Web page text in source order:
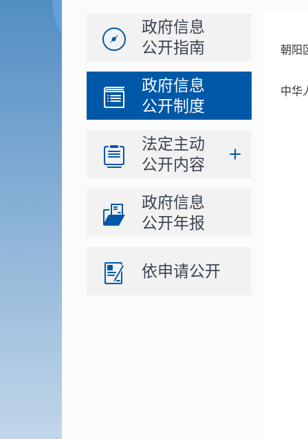
政府信息
公开指南
政府信息
公开制度
法定主动
公开内容
政府信息
公开年报
依申请公开
朝阳
中华